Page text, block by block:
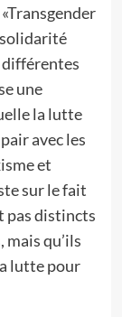
solidarité
différentes
une
la lutte
avec les
et
sur le fait
pas distincts
mais qu’ils
lutte pour